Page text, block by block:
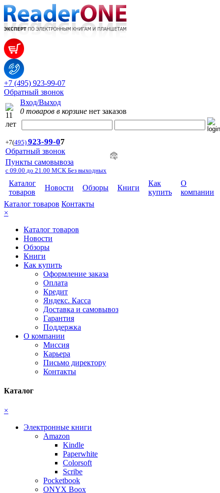
+7 (495) 923-99-07
Обратный звонок
Вход/Выход
0 товаров в корзине нет заказов
+7(495) 923-99-07
Обратный звонок
Пункты самовывоза
с 09.00 до 21.00 МСК Без выходных
Каталог
товаров
Новости Обзоры Книги
Как
купить
О
компании
Каталог товаров Контакты
×
Каталог товаров
Новости
Обзоры
Книги
Как купить
Оформление заказа
Оплата
Кредит
Яндекс. Касса
Доставка и самовывоз
Гарантия
Поддержка
О компании
Миссия
Карьера
Письмо директору
Контакты
Каталог
×
Электронные книги
Amazon
Kindle
Paperwhite
Colorsoft
Scribe
Pocketbook
ONYX Boox